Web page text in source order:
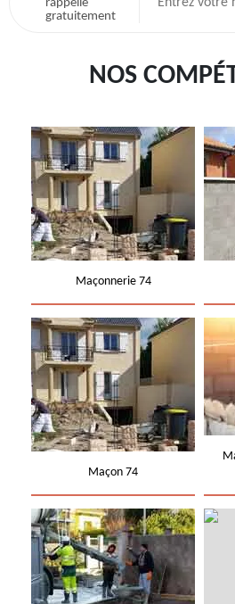
rappelle
gratuitement
NOS
Maçonnerie 74
Maçon 74